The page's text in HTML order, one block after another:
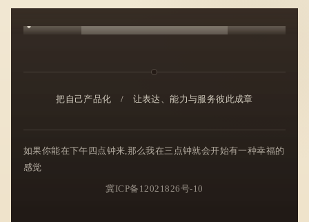
把自己产品化 / 让表达、能力与服务彼此成章
如果你能在下午四点钟来,那么我在三点钟就会开始有一种幸福的
感觉
冀ICP备12021826号-10